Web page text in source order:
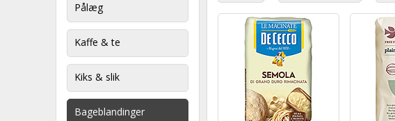
Pålæg
Kaffe & te
Kiks & slik
Bageblandinger